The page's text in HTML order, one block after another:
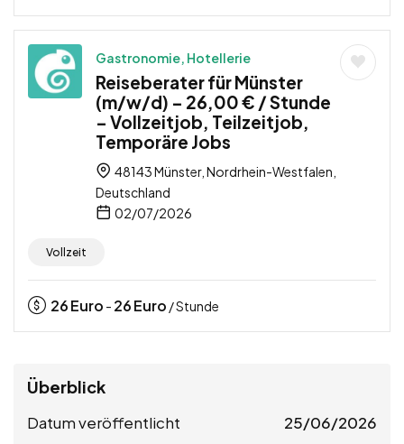
Gastronomie, Hotellerie
Reiseberater für Münster
(m/w/d) – 26,00 € / Stunde
– Vollzeitjob, Teilzeitjob,
Temporäre Jobs
48143 Münster, Nordrhein-Westfalen,
Deutschland
02/07/2026
Vollzeit
26Euro - 26Euro / Stunde
Überblick
Datum veröffentlicht 25/06/2026